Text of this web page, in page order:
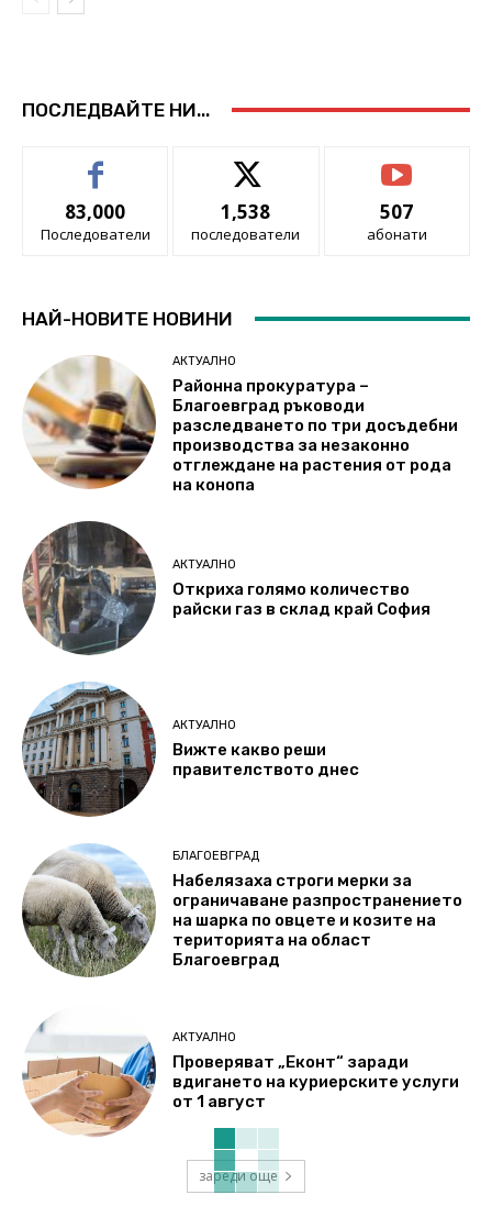
ПОСЛЕДВАЙТЕ НИ...
83,000
Последователи
1,538
последователи
507
абонати
НАЙ-НОВИТЕ НОВИНИ
АКТУАЛНО
Районна прокуратура –
Благоевград ръководи
разследването по три досъдебни
производства за незаконно
отглеждане на растения от рода
на конопа
АКТУАЛНО
Откриха голямо количество
райски газ в склад край София
АКТУАЛНО
Вижте какво реши
правителството днес
БЛАГОЕВГРАД
Набелязаха строги мерки за
ограничаване разпространението
на шарка по овцете и козите на
територията на област
Благоевград
АКТУАЛНО
Проверяват „Еконт“ заради
вдигането на куриерските услуги
от 1 август
зареди още